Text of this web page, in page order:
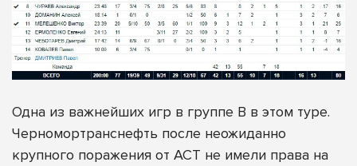
Одна из важнейших игр в группе В в этом туре.
Черномортранснефть после неожиданно
крупного поражения от АСТ не имели права на